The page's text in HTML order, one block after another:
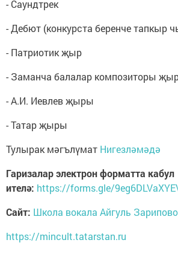
- Саундтрек
- Дебют (конкурста беренче тапкыр
- Патриотик җыр
- Заманча балалар композиторы
- А.И. Иевлев җыры
- Татар җыры
Тулырак мәгълүмат Нигезләмәдә
Гаризалар электрон форматта кабул
ителә: https://forms.gle/
Сайт: Школа вокала Айгуль
https://mincult.tatarstan.ru